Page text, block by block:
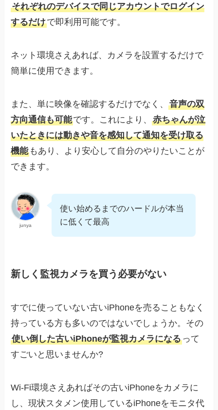
それぞれのデバイスで同じアカウントでログイン
するだけで即利用可能です。
ネット環境さえあれば、カメラを設置するだけで
簡単に使用できます。
また、単に映像を確認するだけでなく、音声の双
方向通信も可能です。これにより、赤ちゃんが泣
いたときには動きや音を感知して通知を受け取る
機能 もあり、より安心して自分のやりたいことが
できます。
junya
使い始めるまでのハードルが本当
に低くて最高
新しく監視カメラを買う必要がない
すでに使っていない古いiPhoneを売ることもなく
持っている方も多いのではないでしょうか。その
使い倒した古いiPhoneが監視カメラになるって
すごいと思いませんか?
Wi-Fi環境さえあればその古いiPhoneをカメラに
し、現状スタメン使用しているiPhoneをモニタ代